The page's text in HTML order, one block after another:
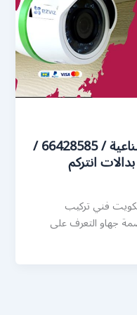
رقم فني كاميرات الشويخ الصناعية / 66428585 /
انتركم
فني تركيب
جهاو التعرف على